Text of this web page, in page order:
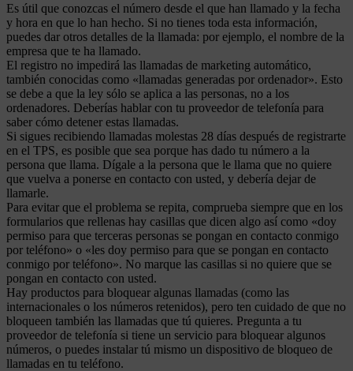
Es útil que conozcas el número desde el que han llamado y la fecha
y hora en que lo han hecho. Si no tienes toda esta información,
puedes dar otros detalles de la llamada: por ejemplo, el nombre de la
empresa que te ha llamado.
El registro no impedirá las llamadas de marketing automático,
también conocidas como «llamadas generadas por ordenador». Esto
se debe a que la ley sólo se aplica a las personas, no a los
ordenadores. Deberías hablar con tu proveedor de telefonía para
saber cómo detener estas llamadas.
Si sigues recibiendo llamadas molestas 28 días después de registrarte
en el TPS, es posible que sea porque has dado tu número a la
persona que llama. Dígale a la persona que le llama que no quiere
que vuelva a ponerse en contacto con usted, y debería dejar de
llamarle.
Para evitar que el problema se repita, comprueba siempre que en los
formularios que rellenas hay casillas que dicen algo así como «doy
permiso para que terceras personas se pongan en contacto conmigo
por teléfono» o «les doy permiso para que se pongan en contacto
conmigo por teléfono». No marque las casillas si no quiere que se
pongan en contacto con usted.
Hay productos para bloquear algunas llamadas (como las
internacionales o los números retenidos), pero ten cuidado de que no
bloqueen también las llamadas que tú quieres. Pregunta a tu
proveedor de telefonía si tiene un servicio para bloquear algunos
números, o puedes instalar tú mismo un dispositivo de bloqueo de
llamadas en tu teléfono.